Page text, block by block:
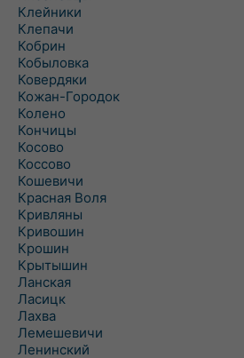
Клейники
Клепачи
Кобрин
Кобыловка
Ковердяки
Кожан-Городок
Колено
Кончицы
Косово
Коссово
Кошевичи
Красная Воля
Кривляны
Кривошин
Крошин
Крытышин
Ланская
Ласицк
Лахва
Лемешевичи
Ленинский